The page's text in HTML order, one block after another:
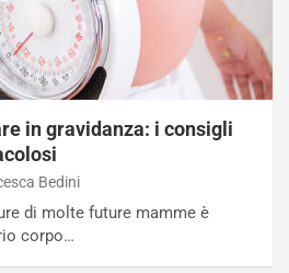
in gravidanza: i consigli
Bedini
di molte future mamme è
corpo…